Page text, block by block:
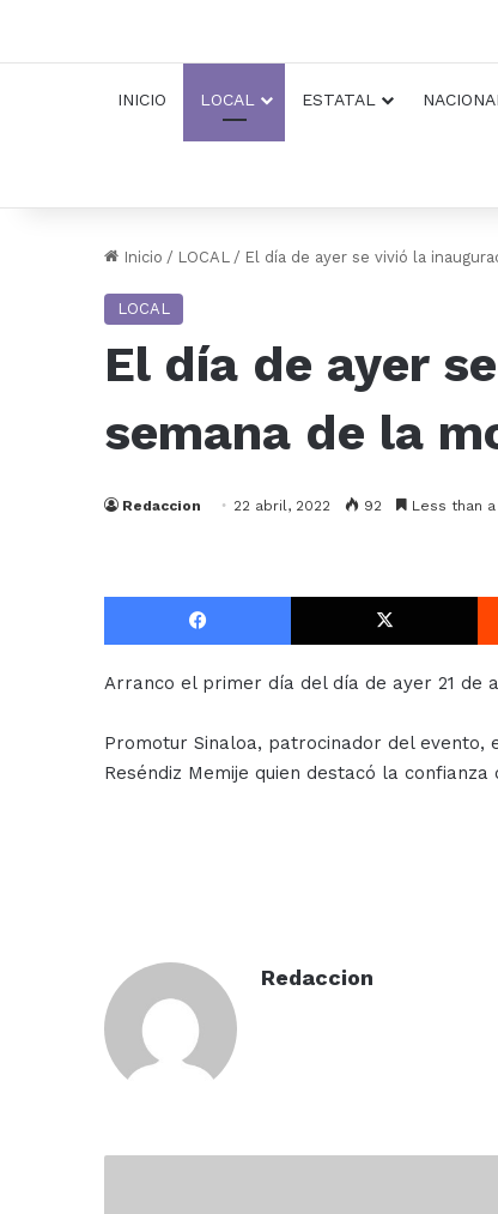
INICIO LOCAL ESTATAL
Inicio / LOCAL / El día de ayer se vivió la
LOCAL
El día de ayer
semana de la
Redaccion 22 abril, 2022 92 Less than
Facebook X
Arranco el primer día del día de ayer 21 de
Promotur Sinaloa, patrocinador del evento,
Reséndiz Memije quien destacó la
Redaccion